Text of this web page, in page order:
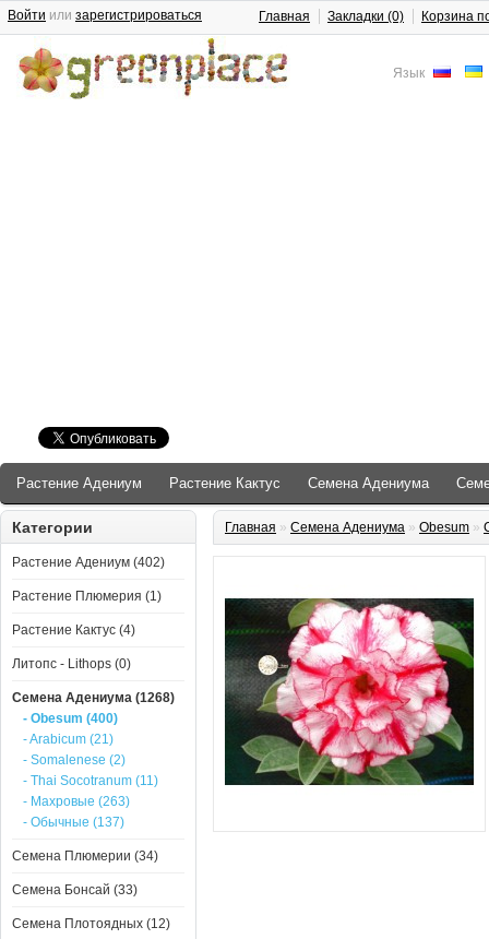
Язык
Войти или зарегистрироваться Главная Закладки (0) Корзина
Растение Адениум Растение Кактус Семена Адениума
Категории
Растение Адениум (402)
Растение Плюмерия (1)
Растение Кактус (4)
Литопс - Lithops (0)
Семена Адениума (1268)
- Obesum (400)
- Arabicum (21)
- Somalenese (2)
- Thai Socotranum (11)
- Махровые (263)
- Обычные (137)
Семена Плюмерии (34)
Семена Бонсай (33)
Семена Плотоядных (12)
Главная » Семена Адениума » Obesum »